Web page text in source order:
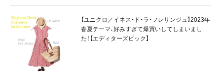
【ユニクロ／イネス・ド・ラ・フレサンジュ】2023年
春夏テーマ、好みすぎて爆買いしてしまいまし
た！【エディターズピック】